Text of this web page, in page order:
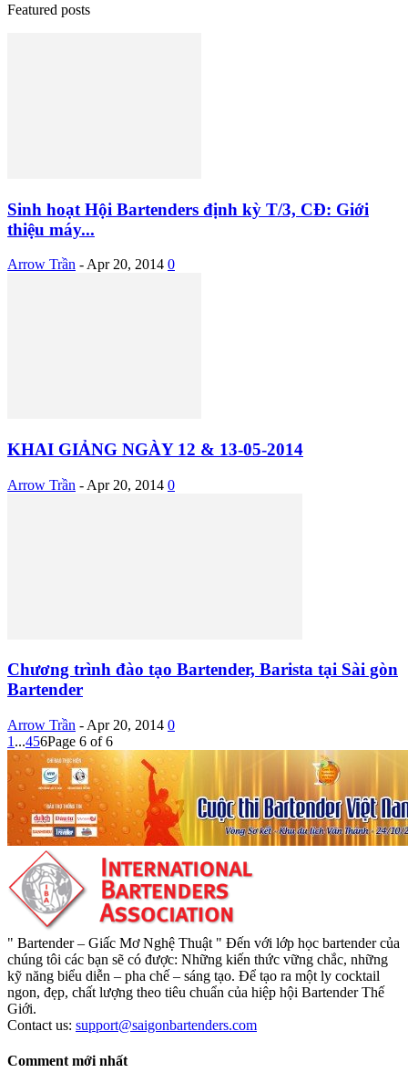
Featured posts
Sinh hoạt Hội Bartenders định kỳ T/3, CĐ: Giới
thiệu máy...
Arrow Trần - Apr 20, 2014 0
KHAI GIẢNG NGÀY 12 & 13-05-2014
Arrow Trần - Apr 20, 2014 0
Chương trình đào tạo Bartender, Barista tại Sài gòn
Bartender
Arrow Trần - Apr 20, 2014 0
1 ...456Page 6 of 6
" Bartender – Giấc Mơ Nghệ Thuật " Đến với lớp học bartender của
chúng tôi các bạn sẽ có được: Những kiến thức vững chắc, những
kỹ năng biểu diễn – pha chế – sáng tạo. Để tạo ra một ly cocktail
ngon, đẹp, chất lượng theo tiêu chuẩn của hiệp hội Bartender Thế
Giới.
Contact us: support@saigonbartenders.com
Comment mới nhất